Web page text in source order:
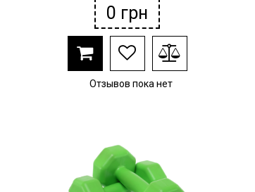
0 грн
Отзывов пока нет